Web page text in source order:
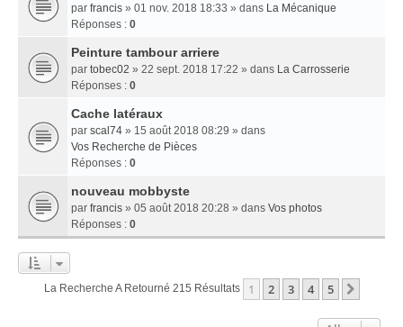
par francis » 01 nov. 2018 18:33 » dans La Mécanique
Réponses : 0
Peinture tambour arriere
par tobec02 » 22 sept. 2018 17:22 » dans La Carrosserie
Réponses : 0
Cache latéraux
par scal74 » 15 août 2018 08:29 » dans
Vos Recherche de Pièces
Réponses : 0
nouveau mobbyste
par francis » 05 août 2018 20:28 » dans Vos photos
Réponses : 0
La Recherche A Retourné 215 Résultats 1 2 3 4 5